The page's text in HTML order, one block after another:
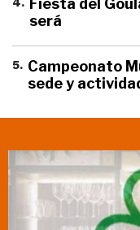
Fiesta del
será
5. Campeonato
sede y